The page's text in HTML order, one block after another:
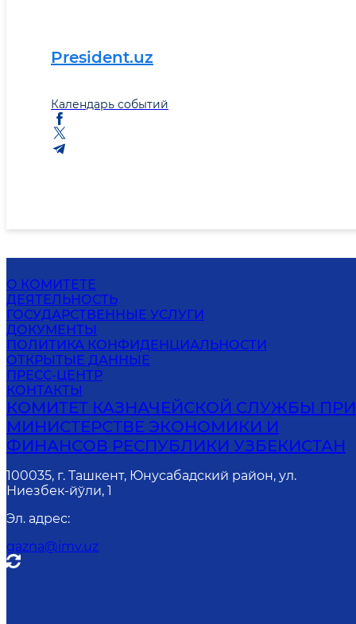
President.uz
Календарь событий
О КОМИТЕТЕ
ДЕЯТЕЛЬНОСТЬ
ГОСУДАРСТВЕННЫЕ УСЛУГИ
ДОКУМЕНТЫ
ПОЛИТИКА КОНФИДЕНЦИАЛЬНОСТИ
ОТКРЫТЫЕ ДАННЫЕ
ПРЕСС-ЦЕНТР
КОНТАКТЫ
КОМИТЕТ КАЗНАЧЕЙСКОЙ СЛУЖБЫ ПРИ
МИНИСТЕРСТВЕ ЭКОНОМИКИ И
ФИНАНСОВ РЕСПУБЛИКИ УЗБЕКИСТАН
100035, г. Ташкент, Юнусабадский район, ул.
Ниезбек-йўли, 1
Эл. адрес:
gazna@imv.uz